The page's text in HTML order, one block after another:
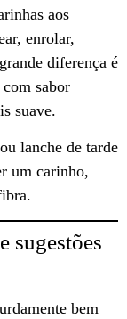
aos
enrolar,
diferença é
sabor
suave.
lanche de tarde
um carinho,
sugestões
bem